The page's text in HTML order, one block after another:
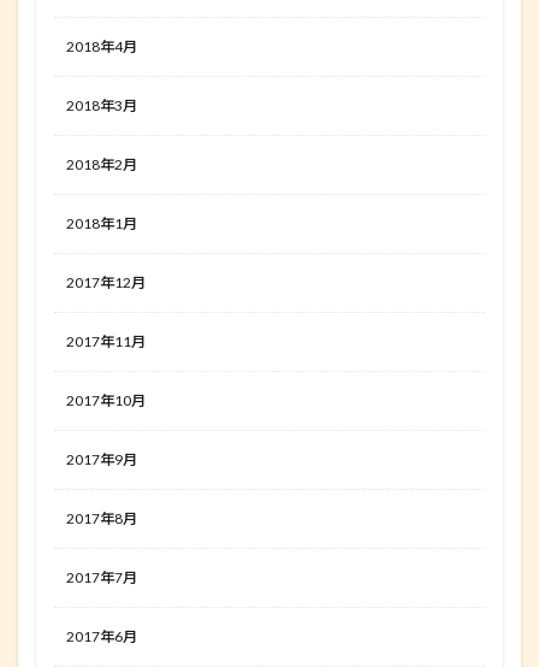
2018年4月
2018年3月
2018年2月
2018年1月
2017年12月
2017年11月
2017年10月
2017年9月
2017年8月
2017年7月
2017年6月